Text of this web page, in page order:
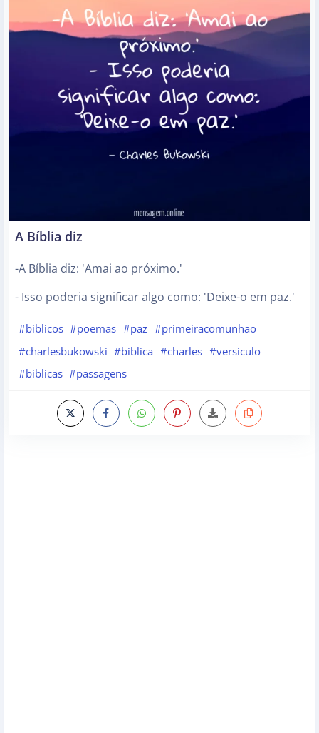
A Bíblia diz
-A Bíblia diz: 'Amai ao próximo.'
- Isso poderia significar algo como: 'Deixe-o em paz.'
#biblicos #poemas #paz #primeiracomunhao
#charlesbukowski #biblica #charles #versiculo
#biblicas #passagens